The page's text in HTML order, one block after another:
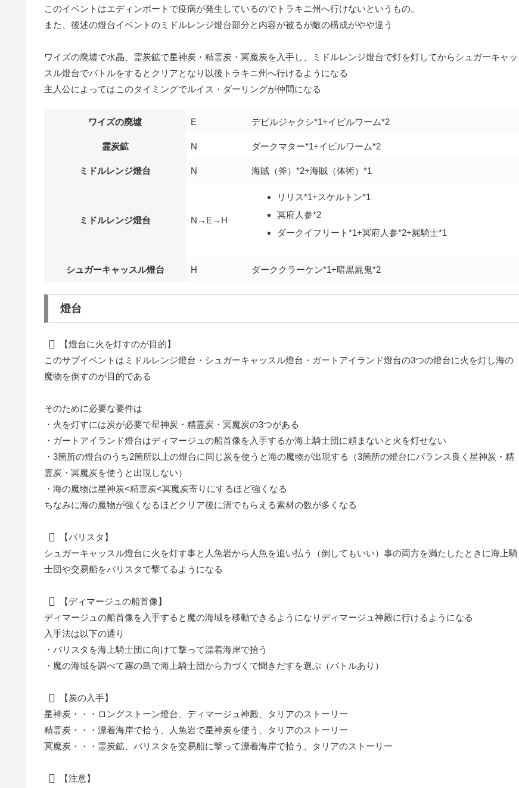
このイベントはエディンポートで疫病が発生しているのでトラキニ州へ行けないというもの。
また、後述の燈台イベントのミドルレンジ燈台部分と内容が被るが敵の構成がやや違う
ワイズの廃墟で水晶 、霊炭鉱で星神炭・精霊炭・冥魔炭を入手し、ミドルレンジ燈台で灯を灯してからシュガーキャッ
スル燈台でバトルをするとクリアとなり以後トラキニ州へ行けるようになる
主人公によってはこのタイミングでルイス・ダーリングが仲間になる
ワイズの廃墟 E デビルジャクシ*1+イビルワーム*2
霊炭鉱 N ダークマター*1+イビルワーム*2
ミドルレンジ燈台 N 海賊（斧）*2+海賊（体術）*1
ミドルレンジ燈台 N→E→H
リリス*1+スケルトン*1
冥府人参*2
ダークイフリート*1+冥府人参*2+屍騎士*1
シュガーキャッスル燈台 H ダーククラーケン*1+暗黒屍鬼*2
燈台
【燈台に火を灯すのが目的】
このサブイベントは ミドルレンジ燈台・シュガーキャッスル燈台・ガートアイランド燈台の3つの燈台に火を灯し海の
魔物を倒すのが目的である
そのために必要な要件は
・火を灯すには炭が必要で星神炭・精霊炭・冥魔炭の3つがある
・ガートアイランド燈台はディマージュの船首像を入手するか海上騎士団に頼まないと火を灯せない
・3箇所の燈台のうち2箇所以上の燈台に同じ炭を使うと海の魔物が出現する（3箇所の燈台にバランス良く星神炭・精
霊炭・冥魔炭を使うと出現しない）
・海の魔物は星神炭<精霊炭<冥魔炭寄りにするほど強くなる
ちなみに海の魔物が強くなるほどクリア後に渦でもらえる素材の数が多くなる
【バリスタ】
シュガーキャッスル燈台に火を灯す事と 人魚岩から人魚を追い払う
（倒してもいい）事の両方を満たしたときに海上騎
士団や交易船をバリスタで撃てるようになる
【ディマージュの船首像】
ディマージュの船首像を入手すると魔の海域を移動できるようになり ディマージュ神殿に行けるようになる
入手法は以下の通り
・バリスタを海上騎士団に向けて撃って漂着海岸で拾う
・ 魔の海域を調べて霧の島で海上騎士団から力づくで聞きだすを選ぶ（バトルあり）
【炭の入手】
星神炭・・・ロングストーン燈台、ディマージュ神殿、タリアのストーリー
精霊炭・・・漂着海岸で拾う、人魚岩で星神炭を使う、タリアのストーリー
冥魔炭・・・霊炭鉱、バリスタを交易船に撃って漂着海岸で拾う、タリアのストーリー
【注意】